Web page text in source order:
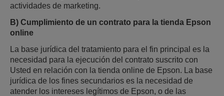
actividades de marketing.
B) Cumplimiento de un contrato para la tienda Epson
online
La base jurídica del tratamiento para el fin principal es la
necesidad para la ejecución del contrato suscrito con
Usted en relación con la tienda online de Epson. La base
jurídica de los fines secundarios es la necesidad de
atender los intereses legítimos de Epson, o de las